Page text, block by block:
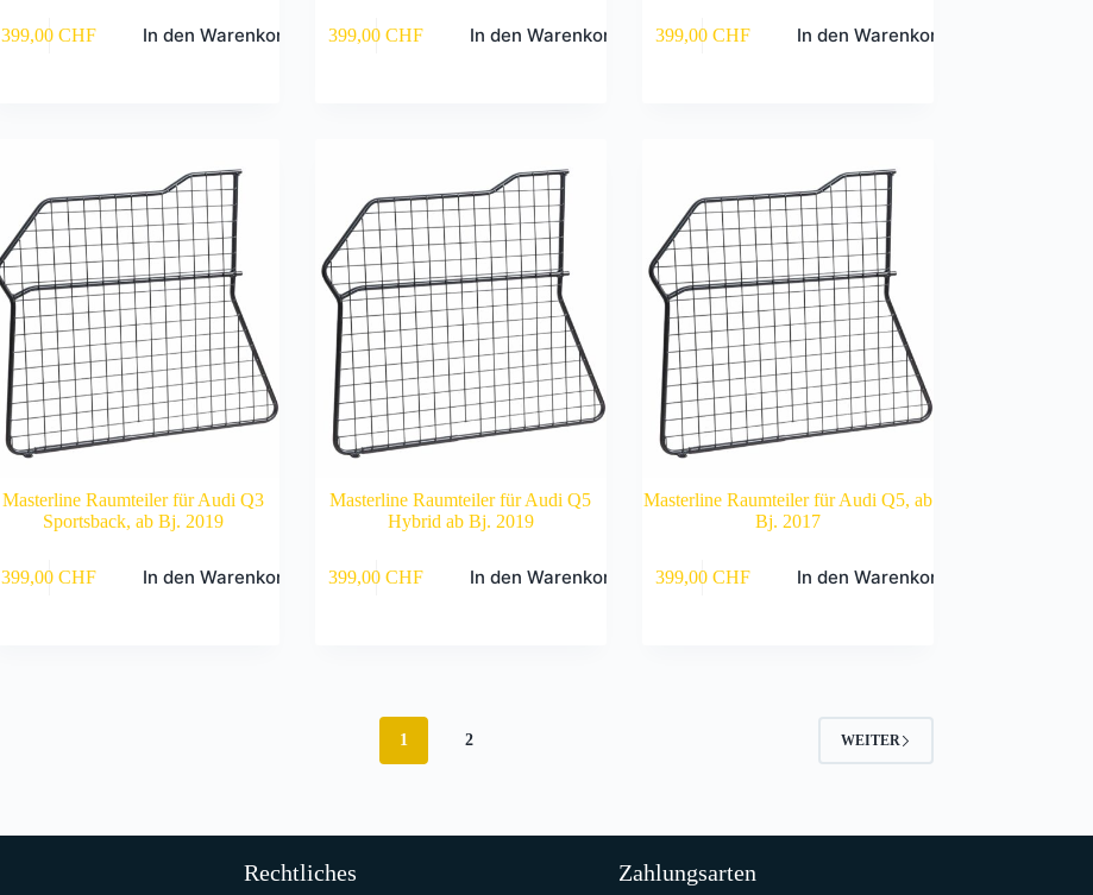
399,00CHF In den Warenkorb 399,00CHF In den Warenkorb 399,00 CHF In den Warenkorb
Masterline Raumteiler für Audi Q3
Sportsback, ab Bj. 2019
399,00CHF In den Warenkorb
Masterline Raumteiler für Audi Q5
Hybrid ab Bj. 2019
399,00CHF In den Warenkorb
Masterline Raumteiler für Audi Q5, ab
Bj. 2017
399,00 CHF In den Warenkorb
1 2 WEITER
Rechtliches Zahlungsarten